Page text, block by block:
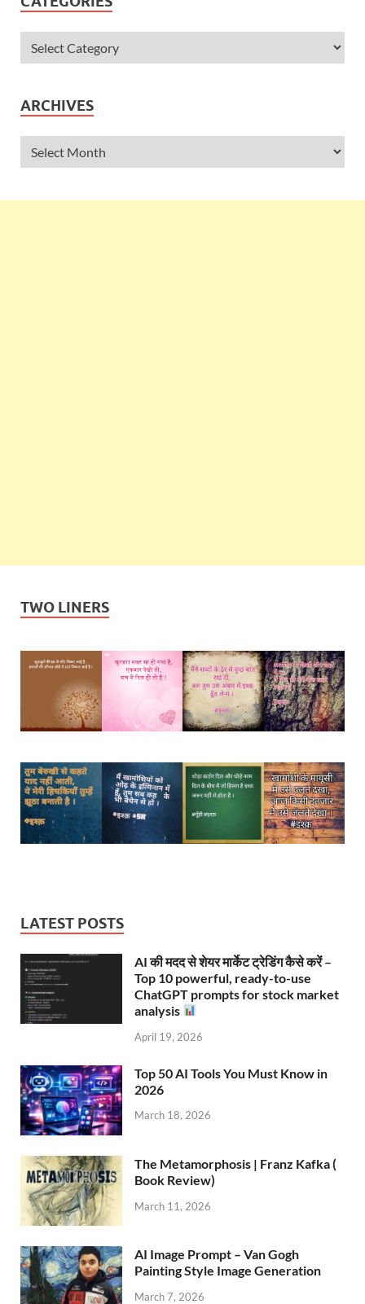
ARCHIVES
TWO LINERS
LATEST POSTS
AI की मदद से शेयर मार्केट ट्रेडिंग कैसे करें –
Top 10 powerful, ready-to-use
ChatGPT prompts for stock market
analysis
April 19, 2026
Top 50 AI Tools You Must Know in
2026
March 18, 2026
The Metamorphosis | Franz Kafka (
Book Review)
March 11, 2026
AI Image Prompt – Van Gogh
Painting Style Image Generation
March 7, 2026